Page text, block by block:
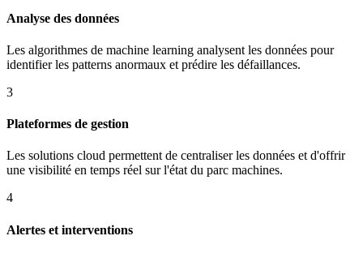
Analyse des données
Les algorithmes de machine learning analysent les données pour
identifier les patterns anormaux et prédire les défaillances.
3
Plateformes de gestion
Les solutions cloud permettent de centraliser les données et d'offrir
une visibilité en temps réel sur l'état du parc machines.
4
Alertes et interventions